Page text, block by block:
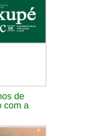
de
com a